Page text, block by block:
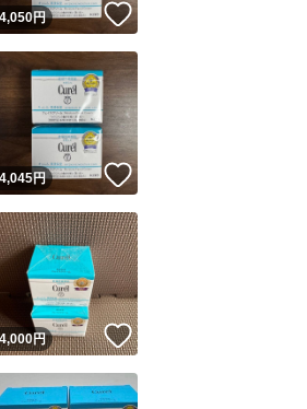
のユーザーは高頻度で24時間以内に発送しています
このユーザーは設定した発送日数内に発送しています
ね！
4,050円 いいね！
ね！
4,045円 いいね！
ね！
4,000円 いいね！